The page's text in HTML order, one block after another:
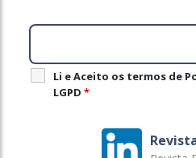
Li e Aceito os termos de
LGPD *